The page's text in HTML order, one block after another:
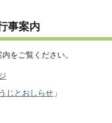
事案内
をご覧ください。
じとおしらせ 」